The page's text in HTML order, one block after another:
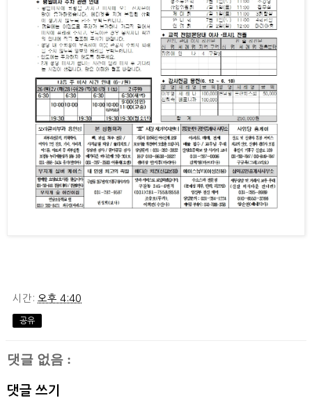
시간: 오후 4:40
공유
댓글 없음 :
댓글 쓰기